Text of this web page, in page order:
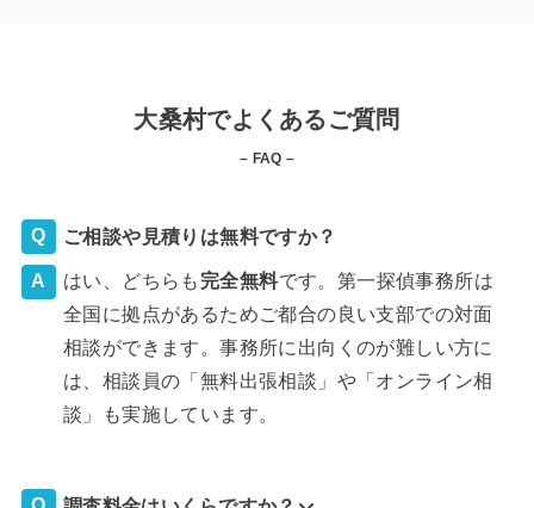
大桑村でよくあるご質問
– FAQ –
ご相談や見積りは無料ですか？
はい、どちらも 完全無料です。第一探偵事務所は
全国に拠点があるためご都合の良い支部での対面
相談ができます。事務所に出向くのが難しい方に
は、相談員の「無料出張相談」や「オンライン相
談」も実施しています。